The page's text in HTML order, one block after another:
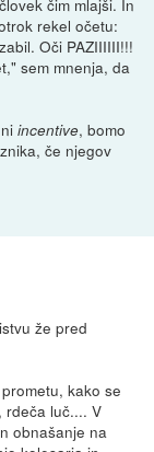
rekel očetu:
Oči PAZIIIIII!!!
sem mnenja, da
niincentive, bomo
če njegov
že pred
kako se
rdeča luč.... V
obnašanje na